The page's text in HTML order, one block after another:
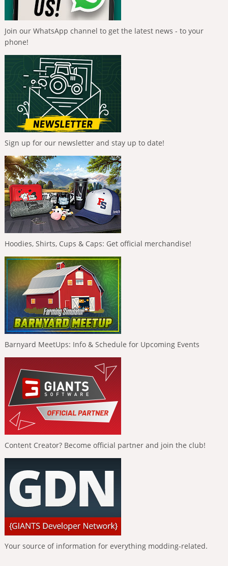
Join our WhatsApp channel to get the latest news - to your
phone!
Sign up for our newsletter and stay up to date!
Hoodies, Shirts, Cups & Caps: Get official merchandise!
Barnyard MeetUps: Info & Schedule for Upcoming Events
Content Creator? Become official partner and join the club!
Your source of information for everything modding-related.